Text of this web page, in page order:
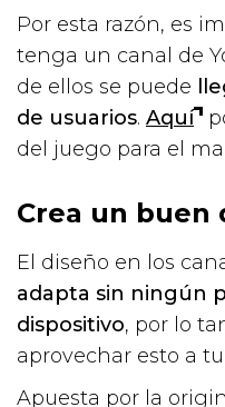
Por esta razón, es
tenga un canal de
de ellos se puede
de usuarios. Aquí
del juego para el
Crea un buen
El diseño en los
adapta sin ningún
dispositivo, por lo
aprovechar esto a
Apuesta por la